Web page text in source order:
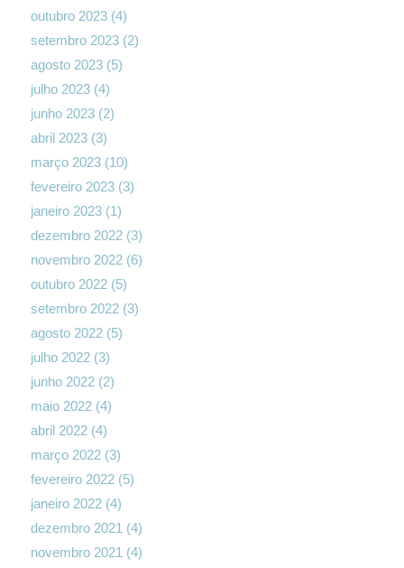
outubro 2023(4)
setembro 2023(2)
agosto 2023(5)
julho 2023(4)
junho 2023(2)
abril 2023(3)
março 2023(10)
fevereiro 2023(3)
janeiro 2023(1)
dezembro 2022(3)
novembro 2022(6)
outubro 2022(5)
setembro 2022(3)
agosto 2022(5)
julho 2022(3)
junho 2022(2)
maio 2022(4)
abril 2022(4)
março 2022(3)
fevereiro 2022(5)
janeiro 2022(4)
dezembro 2021 (4)
novembro 2021 (4)